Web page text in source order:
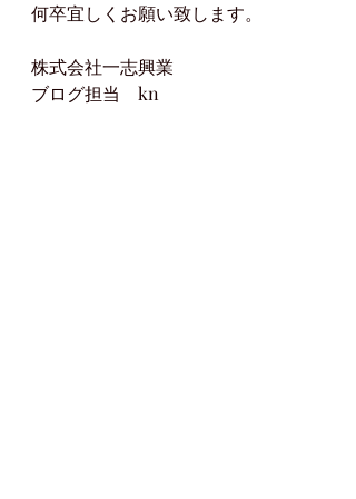
何卒宜しくお願い致します。
株式会社一志興業
ブログ担当　kn